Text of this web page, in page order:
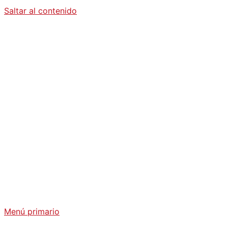
Saltar al contenido
Menú primario